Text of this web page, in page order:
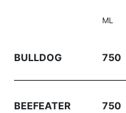
ML
BULLDOG 750
BEEFEATER 750